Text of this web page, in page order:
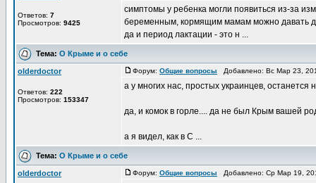
Ответов: 7
Просмотров: 9425
симптомы у ребенка могли появиться из-за
беременным, кормящим мамам можно давать
да и период лактации - это н ...
Тема: О Крыме и о себе
olderdoctor
Ответов: 222
Просмотров: 153347
Форум: Общие вопросы Добавлено: Вс Мар 23,
а у многих нас, простых украинцев,
да, и комок в горле.... да не был Крым вашей
а я видел, как в С ...
Тема: О Крыме и о себе
olderdoctor Форум: Общие вопросы Добавлено: Ср Мар 19,